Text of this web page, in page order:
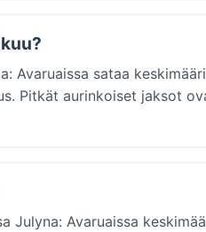
Avaruaissa sataa
Pitkät aurinkoiset jaksot
Avaruaissa